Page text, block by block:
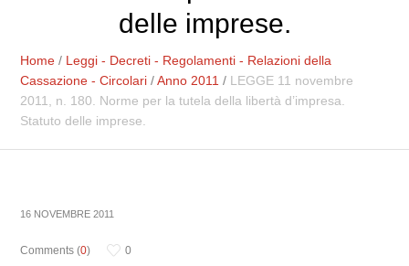
delle imprese.
Home / Leggi - Decreti - Regolamenti - Relazioni della
Cassazione - Circolari /Anno 2011 / LEGGE 11 novembre
2011, n. 180. Norme per la tutela della libertà d’impresa.
Statuto delle imprese.
16 NOVEMBRE 2011
Comments (0)
0